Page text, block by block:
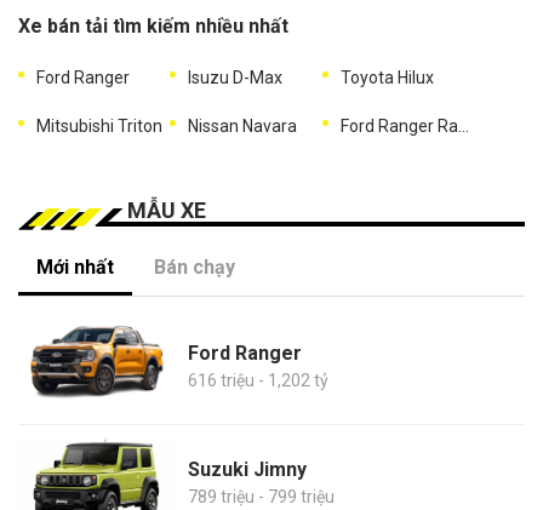
Xe bán tải tìm kiếm nhiều nhất
Ford Ranger Isuzu D-Max Toyota Hilux
Mitsubishi Triton Nissan Navara
MẪU XE
Mới nhất Bán chạy
Ford Ranger
616 triệu - 1,202 tỷ
Suzuki Jimny
789 triệu - 799 triệu